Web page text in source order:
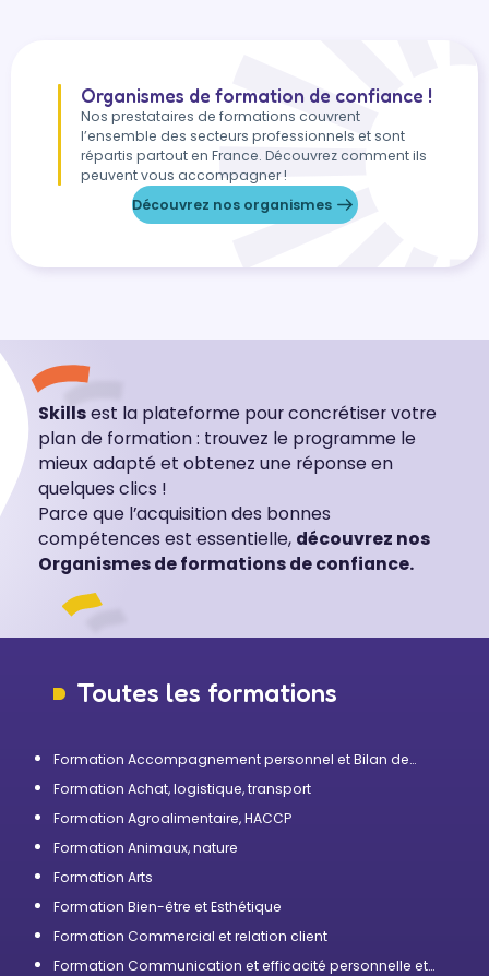
Organismes de formation de confiance !
Nos prestataires de formations couvrent
l’ensemble des secteurs professionnels et sont
répartis partout en France. Découvrez comment ils
peuvent vous accompagner !
Découvrez nos organismes
Skillsest la plateforme pour concrétiser votre
plan de formation : trouvez le programme le
mieux adapté et obtenez une réponse en
quelques clics !
Parce que l’acquisition des bonnes
compétences est essentielle, découvrez nos
Organismes de formations de confiance.
Toutes les formations
Formation Accompagnement personnel et Bilan de
Formation Achat, logistique, transport
Formation Agroalimentaire, HACCP
Formation Animaux, nature
Formation Arts
Formation Bien-être et Esthétique
Formation Commercial et relation client
Formation Communication et efficacité personnelle et